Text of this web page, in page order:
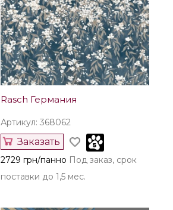
Rasch Германия
Артикул: 368062
Заказать
2729 грн/панно Под заказ, срок
поставки до 1,5 мес.